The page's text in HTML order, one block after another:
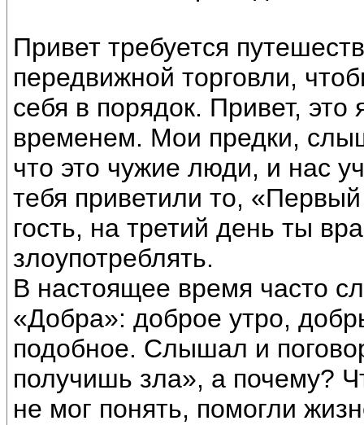
Привет требуется
передвижной торговли,
себя в порядок. Привет,
временем. Мои предки,
что это чужие люди, и нас
тебя приветили то,
гость, на третий день ты
злоупотреблять.
В настоящее время часто
«Добра»: доброе утро,
подобное. Слышал и
получишь зла», а почему?
не мог понять, помогли